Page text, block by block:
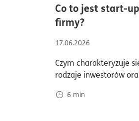
Co to jest start-
firmy?czas
17.06.2026
Czym charakteryzuje
rodzaje inwestorów
6 min